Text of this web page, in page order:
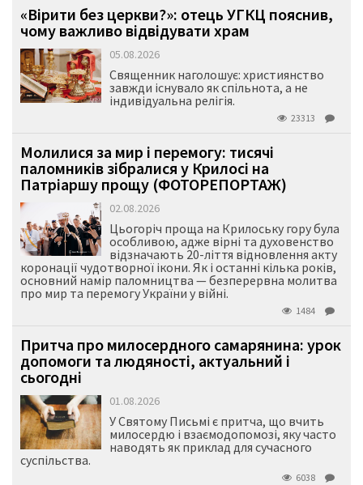
«Вірити без церкви?»: отець УГКЦ пояснив,
чому важливо відвідувати храм
05.08.2026
Священник наголошує: християнство
завжди існувало як спільнота, а не
індивідуальна релігія.
23313
Молилися за мир і перемогу: тисячі
паломників зібралися у Крилосі на
Патріаршу прощу (ФОТОРЕПОРТАЖ)
02.08.2026
Цьогоріч проща на Крилоську гору була
особливою, адже вірні та духовенство
відзначають 20-ліття відновлення акту
коронації чудотворної ікони. Як і останні кілька років,
основний намір паломництва — безперервна молитва
про мир та перемогу України у війні.
1484
Притча про милосердного самарянина: урок
допомоги та людяності, актуальний і
сьогодні
01.08.2026
У Святому Письмі є притча, що вчить
милосердю і взаємодопомозі, яку часто
наводять як приклад для сучасного
суспільства.
6038